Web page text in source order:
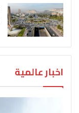
اخبار عالمية